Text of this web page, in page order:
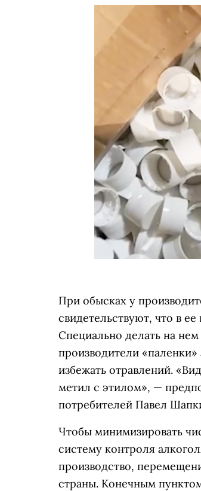
При обысках у
свидетельствуют, что в
Специально делать на
производители
избежать отравлений.
метил с этилом», —
потребителей Павел
Чтобы минимизировать
систему контроля
производство,
страны. Конечным